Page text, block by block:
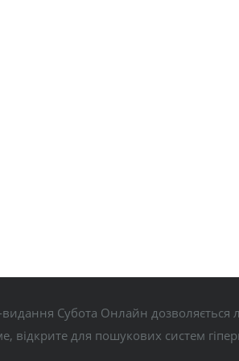
видання Субота Онлайн
відкрите для пошукових систем